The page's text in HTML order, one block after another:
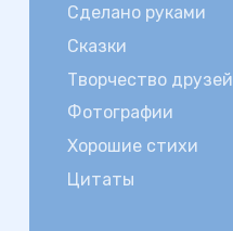
Сделано руками
Сказки
Творчество друзей
Фотографии
Хорошие стихи
Цитаты